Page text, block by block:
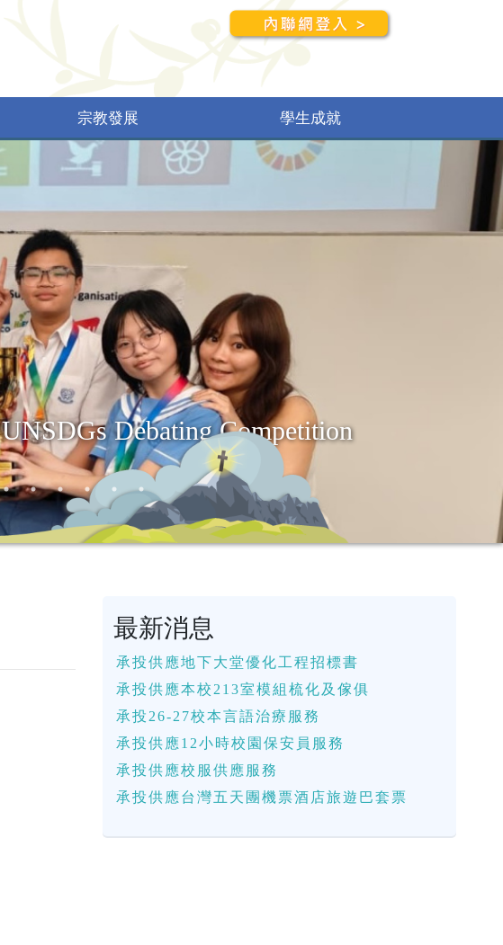
宗教發展 學生成就
Debating Competition
最新消息
承投供應地下大堂優化工程招標書
承投供應本校213室模組梳化及傢俱
承投26-27校本言語治療服務
承投供應12小時校園保安員服務
承投供應校服供應服務
承投供應台灣五天團機票酒店旅遊巴套票